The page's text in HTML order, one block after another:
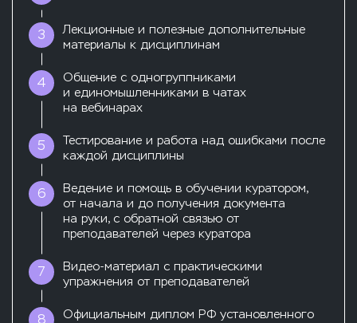
3
Лекционные и полезные дополнительные
материалы к дисциплинам
4
Общение с одногруппниками
и единомышленниками в чатах
на вебинарах
5
Тестирование и работа над ошибками после
каждой дисциплины
6
Ведение и помощь в обучении куратором,
от начала и до получения документа
на руки, с обратной связью от
преподавателей через куратора
7
Видео-материал с практическими
упражнения от преподавателей
8
Официальным диплом РФ установленного